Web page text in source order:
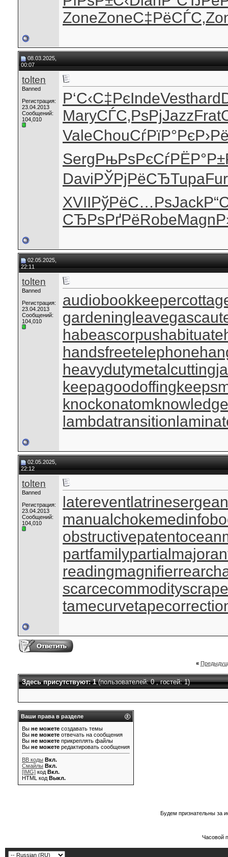
ZoneZoneС‡РёСЃС‚
08.03.2025,
00:07
tolten
Banned
Регистрация:
23.04.2013
Сообщений:
104,010
Р‘С‹С‡РєIndeVesthard
MaryСЃС‚РѕРјJazzFrat
ValeChouСѓРїР°Рє
SergРњРѕРєСѓ
DaviРЎРјРёСЂTupa
XVIIРўРёС…РѕJack
СЂРѕРґРёRobeMagn
02.05.2025,
22:11
tolten
Banned
Регистрация:
23.04.2013
Сообщений:
104,010
audiobookkeeper
gardeningleave
habeascorpushabituate
handsfreetelephone
heavydutymetalcutting
keepagoodoffing
knockonatom
lambdatransition
02.05.2025,
22:12
tolten
Banned
Регистрация:
23.04.2013
Сообщений:
104,010
laterevent
manualchoke
obstructivepatent
partfamily
readingmagnifier
scarcecommodity
tamecurve
«
Здесь присутствуют: 1(пользователей: 0 , гостей: 1)
Ваши права в разделе
Вы не можете создавать темы
Вы не можете отвечать на сообщения
Вы не можете прикреплять файлы
Вы не можете редактировать сообщения
BB коды Вкл.
Смайлы Вкл.
[IMG] код Вкл.
HTML код Выкл.
Будем признательны за
Часовой